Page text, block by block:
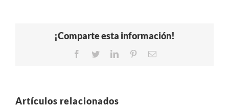
¡Comparte esta información!
Facebook
TwitterLinkedInPinterestCorreo
Artículos relacionados